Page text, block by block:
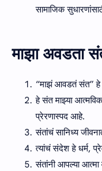
सामाजिक
माझा अवडता
“माझं आवडतं संत” हे
हे संत माझ्या
प्रेरणास्पद आहे.
संतांचं सानिध्य
त्यांचं संदेश हे धर्म,
संतांनी आपल्या आत्मा